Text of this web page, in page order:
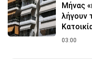
Μήνας
λήγουν
03:00